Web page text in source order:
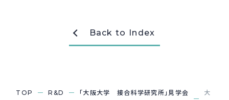
採用情報 Recruit
Back to Index
TOP R&D 「大阪大学 接合科学研究所」見学会
大